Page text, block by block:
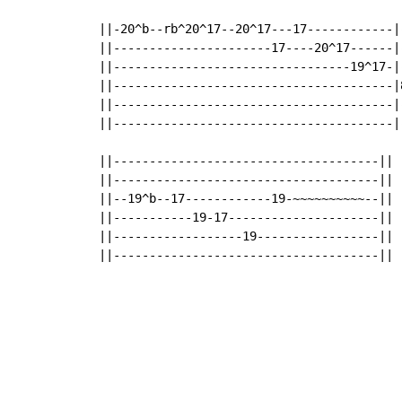
||-20^b--rb^20^17--20^17---17------------
||----------------------17----20^17------
||---------------------------------19^17-
||---------------------------------------
||---------------------------------------
||---------------------------------------
||-------------------------------------||
||-------------------------------------||
||--19^b--17------------19-~~~~~~~~~~--||
||-----------19-17---------------------||
||------------------19-----------------||
||-------------------------------------||